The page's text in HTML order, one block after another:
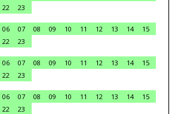
22
23
06 07 08 09 10 11 12 13 14
15
22
23
06 07 08 09 10 11 12 13 14
15
22
23
06 07 08 09 10 11 12 13 14
15
22
23